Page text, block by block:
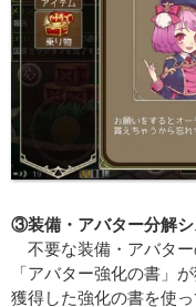
③装備・アバター分解シ
不要な装備・アバター
「アバター強化の書」
獲得した強化の書を使